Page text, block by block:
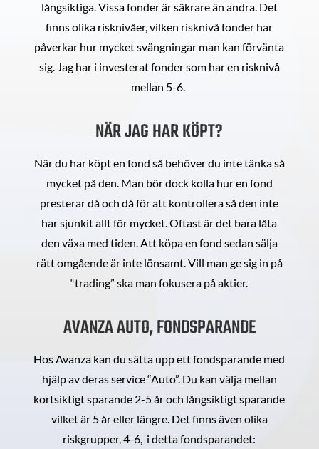
långsiktiga. Vissa fonder är säkrare än andra. Det
finns olika risknivåer, vilken risknivå fonder har
påverkar hur mycket svängningar man kan förvänta
sig. Jag har i investerat fonder som har en risknivå
mellan 5-6.
NÄR JAG HAR KÖPT?
När du har köpt en fond så behöver du inte tänka så
mycket på den. Man bör dock kolla hur en fond
presterar då och då för att kontrollera så den inte
har sjunkit allt för mycket. Oftast är det bara låta
den växa med tiden. Att köpa en fond sedan sälja
rätt omgående är inte lönsamt. Vill man ge sig in på
“trading” ska man fokusera på aktier.
AVANZA AUTO, FONDSPARANDE
Hos Avanza kan du sätta upp ett fondsparande med
hjälp av deras service “Auto”. Du kan välja mellan
kortsiktigt sparande 2-5 år och långsiktigt sparande
vilket är 5 år eller längre. Det finns även olika
riskgrupper, 4-6, i detta fondsparandet: